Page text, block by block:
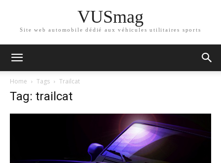
VUSmag
Site web automobile dédié aux véhicules utilitaires sports
Home Tags Trailcat
Tag: trailcat